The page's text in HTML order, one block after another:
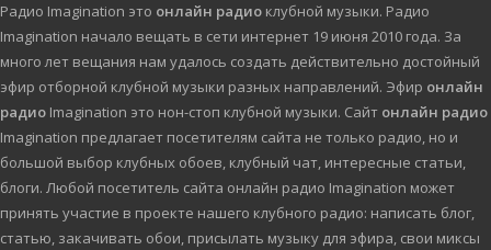
Радио Imagination это онлайн радио клубной музыки. Радио
Imagination начало вещать в сети интернет 19 июня 2010 года. За
много лет вещания нам удалось создать действительно достойный
эфир отборной клубной музыки разных направлений. Эфир онлайн
радио Imagination это нон-стоп клубной музыки. Сайт онлайн радио
Imagination предлагает посетителям сайта не только радио, но и
большой выбор клубных обоев, клубный чат, интересные статьи,
блоги. Любой посетитель сайта онлайн радио Imagination может
принять участие в проекте нашего клубного радио: написать блог,
статью, закачивать обои, присылать музыку для эфира, свои миксы